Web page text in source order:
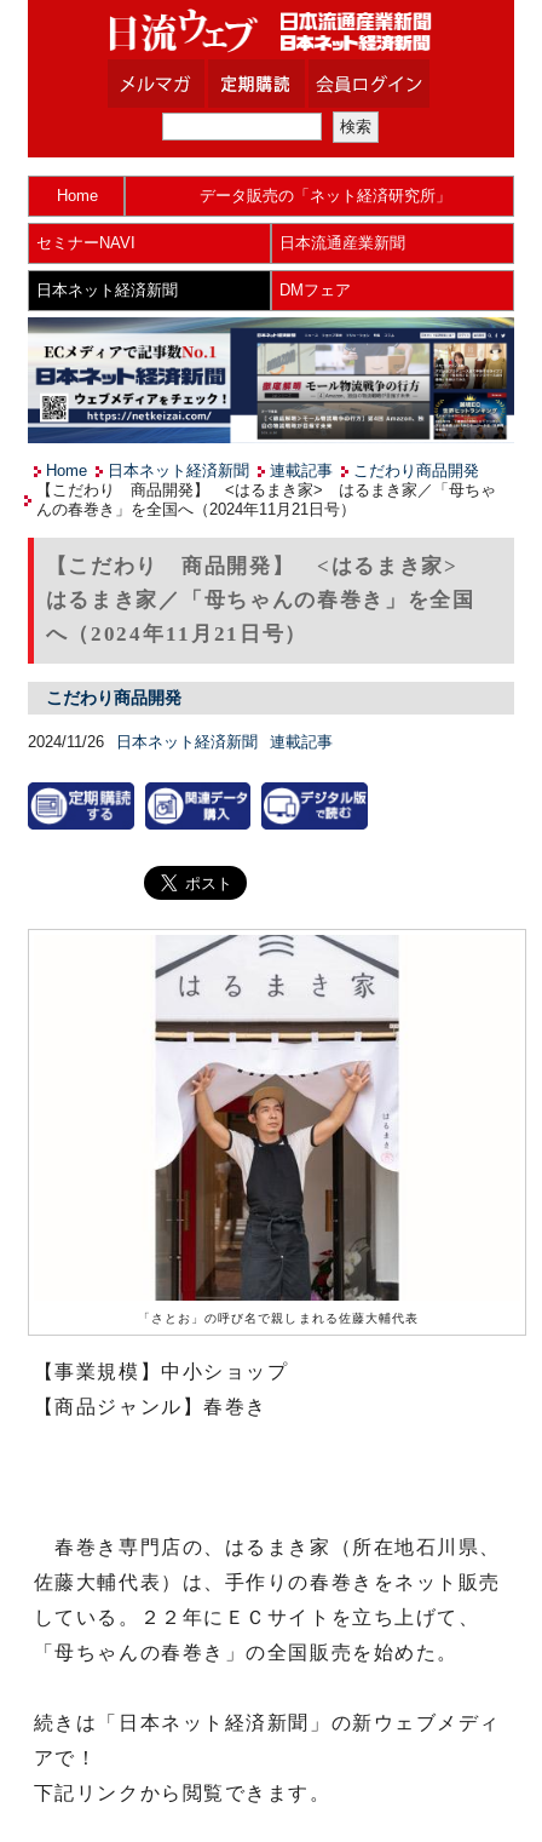
Home データ販売の「ネット経済研究所」
セミナーNAVI 日本流通産業新聞
日本ネット経済新聞 DMフェア
Home 日本ネット経済新聞 連載記事
こだわり商品開発
【こだわり 商品開発】 <はるまき家> はるまき家／「母ちゃ
んの春巻き」を全国へ（2024年11月21日号）
【こだわり 商品開発】 <はるまき家>
はるまき家／「母ちゃんの春巻き」を全国
へ（2024年11月21日号）
こだわり商品開発
2024/11/26 日本ネット経済新聞 連載記事
「さとお」の呼び名で親しまれる佐藤大輔代表
【事業規模】中小ショップ
【商品ジャンル】春巻き
春巻き専門店の、はるまき家（所在地石川県、
佐藤大輔代表）は、手作りの春巻きをネット販売
している。２２年にＥＣサイトを立ち上げて、
「母ちゃんの春巻き」の全国販売を始めた。
続きは「日本ネット経済新聞」の新ウェブメディ
アで！
下記リンクから閲覧できます。